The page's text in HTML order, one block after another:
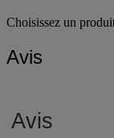
Choisissez un
Avis